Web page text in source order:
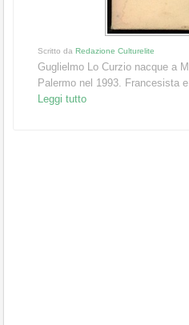
Scritto da Redazione Culturelite
Guglielmo Lo Curzio nacque a
Palermo nel 1993. Francesista
Leggi tutto